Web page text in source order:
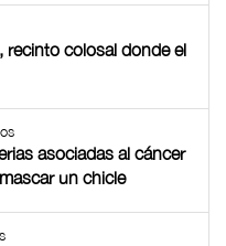
recinto colosal donde el
asociadas al cáncer
un chicle